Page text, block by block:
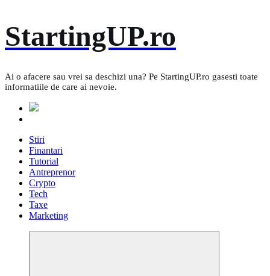
to
content
StartingUP.ro
Ai o afacere sau vrei sa deschizi una? Pe StartingUP.ro gasesti toate
informatiile de care ai nevoie.
Stiri
Finantari
Tutorial
Antreprenor
Crypto
Tech
Taxe
Marketing